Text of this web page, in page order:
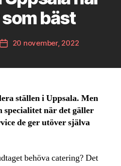
bäst
Inläggsdatum
20 november, 2022
ställen i Uppsala. Men
när det gäller
de ger utöver själva
behöva catering? Det